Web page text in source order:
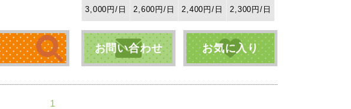
3,000円/日 2,600円/日 2,400円/日 2,300円/日
お問い合わせ お気に入り
1